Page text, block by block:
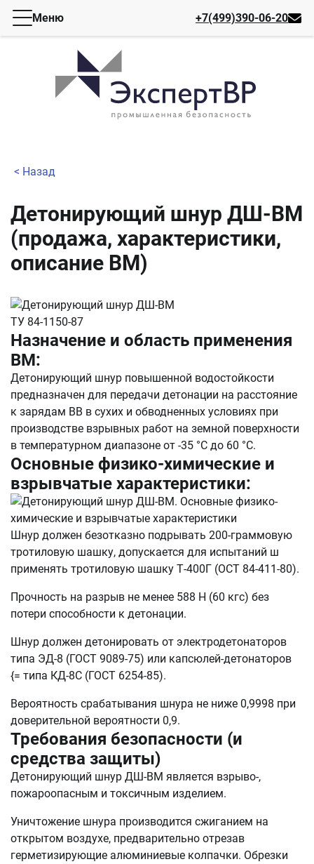
Меню +7(499)390-06-20
< Назад
Детонирующий шнур ДШ-ВМ
(продажа, характеристики,
описание ВМ)
ТУ 84-1150-87
Назначение и область применения
ВМ:
Детонирующий шнур повышенной водостойкости
предназначен для передачи детонации на расстояние
к зарядам ВВ в сухих и обводненных условиях при
производстве взрывных работ на земной поверхности
в температурном диапазоне от -35 °С до 60 °С.
Основные физико-химические и
взрывчатые характеристики:
Шнур должен безотказно подрывать 200-граммовую
тротиловую шашку, допускается для испытаний ш
применять тротиловую шашку Т-400Г (ОСТ 84-411-80).
Прочность на разрыв не менее 588 Н (60 кгс) без
потери способности к детонации.
Шнур должен детонировать от электродетонаторов
типа ЭД-8 (ГОСТ 9089-75) или капсюлей-детонаторов
{= типа КД-8С (ГОСТ 6254-85).
Вероятность срабатывания шнура не ниже 0,9998 при
доверительной вероятности 0,9.
Требования безопасности (и
средства защиты)
Детонирующий шнур ДШ-ВМ является взрыво-,
пожароопасным и токсичным изделием.
Уничтожение шнура производится сжиганием на
открытом воздухе, предварительно отрезав
герметизирующие алюминиевые колпачки. Обрезки